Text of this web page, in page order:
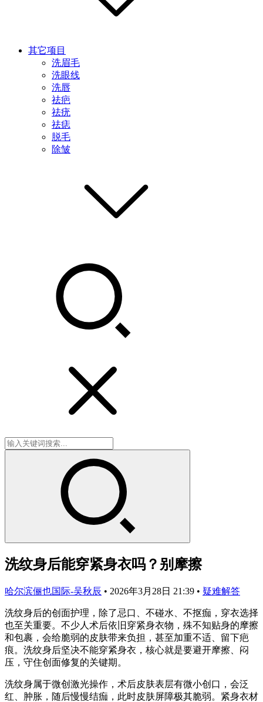
其它项目
洗眉毛
洗眼线
洗唇
祛疤
祛疣
祛痣
脱毛
除皱
洗纹身后能穿紧身衣吗？别摩擦
哈尔滨俪也国际-吴秋辰 • 2026年3月28日 21:39 • 疑难解答
洗纹身后的创面护理，除了忌口、不碰水、不抠痂，穿衣选择
也至关重要。不少人术后依旧穿紧身衣物，殊不知贴身的摩擦
和包裹，会给脆弱的皮肤带来负担，甚至加重不适、留下疤
痕。洗纹身后坚决不能穿紧身衣，核心就是要避开摩擦、闷
压，守住创面修复的关键期。
洗纹身属于微创激光操作，术后皮肤表层有微小创口，会泛
红、肿胀，随后慢慢结痂，此时皮肤屏障极其脆弱。紧身衣材